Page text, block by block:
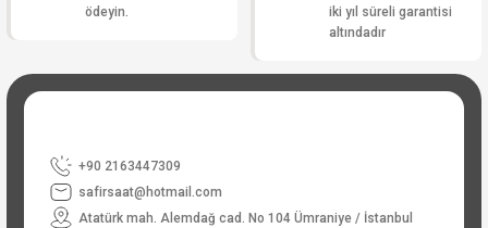
ödeyin.
iki yıl süreli garantisi
altındadır
+90 2163447309
safirsaat@hotmail.com
Atatürk mah. Alemdağ cad. No 104 Ümraniye / İstanbul